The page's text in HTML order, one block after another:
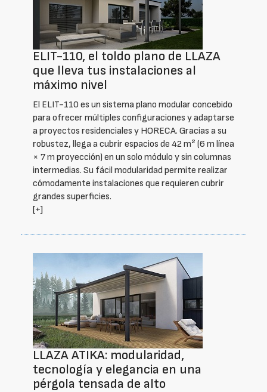
ELIT-110, el toldo plano de LLAZA
que lleva tus instalaciones al
máximo nivel
El ELIT-110 es un sistema plano modular concebido
para ofrecer múltiples configuraciones y adaptarse
a proyectos residenciales y HORECA. Gracias a su
robustez, llega a cubrir espacios de 42 m² (6 m línea
× 7 m proyección) en un solo módulo y sin columnas
intermedias. Su fácil modularidad permite realizar
cómodamente instalaciones que requieren cubrir
grandes superficies.
[+]
LLAZA ATIKA: modularidad,
tecnología y elegancia en una
pérgola tensada de alto